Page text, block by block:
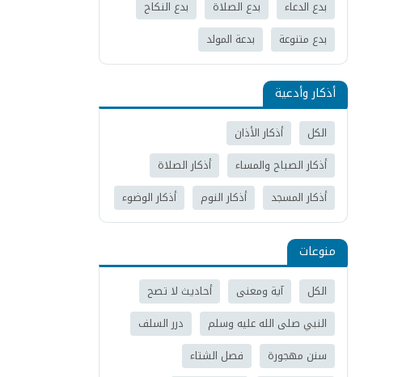
بدع الدعاء
بدع الصلاة
بدع النكاح
بدع متنوعة
بدعة المولد
أذكار وأدعية
الكل
أذكار الأذان
أذكار الصباح والمساء
أذكار الصلاة
أذكار المسجد
أذكار النوم أذكار الوضوء
منوعات
الكل آية ومعنى
أحاديث لا تصح
النبي صلى الله عليه وسلم
درر السلف
سنن مهجورة
فصل الشتاء